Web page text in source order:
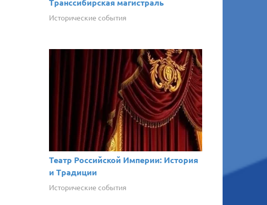
Транссибирская магистраль
Исторические события
Театр Российской Империи: История
и Традиции
Исторические события